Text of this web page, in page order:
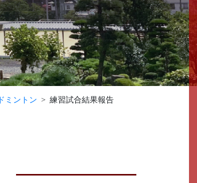
ミントン 練習試合結果報告